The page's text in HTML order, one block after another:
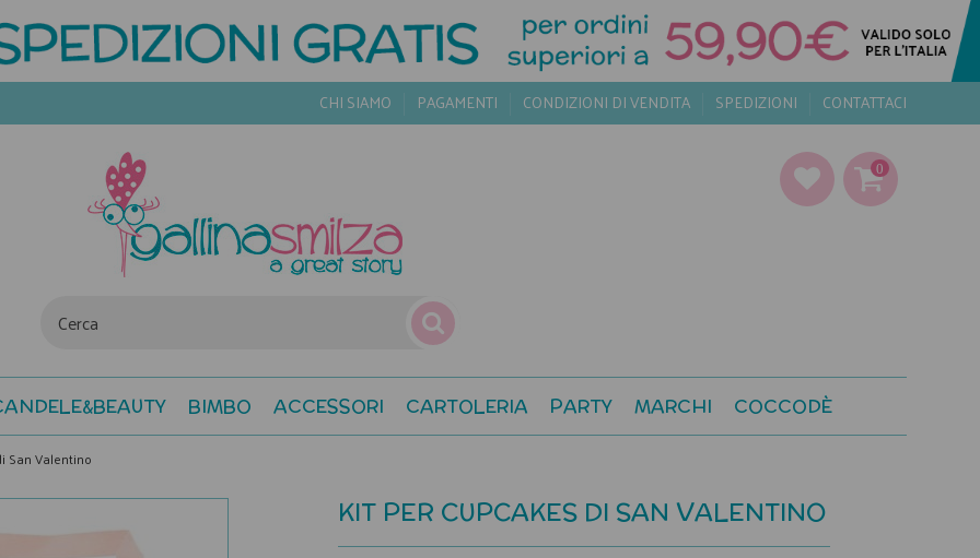
CHI SIAMO PAGAMENTI CONDIZIONI DI VENDITA SPEDIZIONI CONTATTACI
0
BIMBO ACCESSORI CARTOLERIA PARTY MARCHI COCCODÈ
San Valentino
KIT PER CUPCAKES DI SAN VALENTINO